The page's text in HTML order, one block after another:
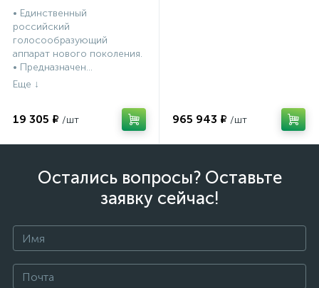
• Единственный
российский
голосообразующий
аппарат нового поколения.
• Предназначен...
19 305 ₽ 965 943 ₽
Остались вопросы? Оставьте
заявку сейчас!